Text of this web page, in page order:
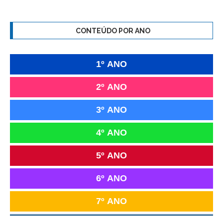
CONTEÚDO POR ANO
1º ANO
2º ANO
3º ANO
4º ANO
5º ANO
6º ANO
7º ANO